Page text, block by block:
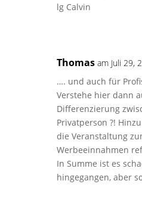
lg Calvin
Thomas am Juli 29,
…. und auch für
Verstehe hier dann
Differenzierung
Privatperson ?!
die Veranstaltung
Werbeeinnahmen
In Summe ist es
hingegangen, aber